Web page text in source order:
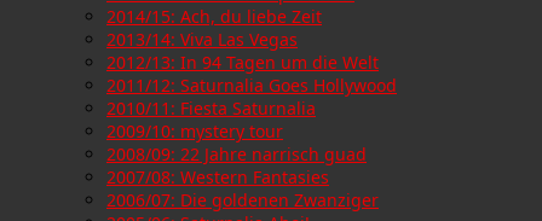
2014/15: Ach, du liebe Zeit
2013/14: Viva Las Vegas
2012/13: In 94 Tagen um die Welt
2011/12: Saturnalia Goes Hollywood
2010/11: Fiesta Saturnalia
2009/10: mystery tour
2008/09: 22 Jahre narrisch guad
2007/08: Western Fantasies
2006/07: Die goldenen Zwanziger